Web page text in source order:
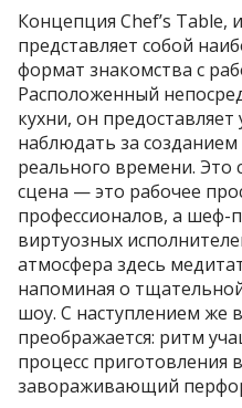
Концепция Chef’s Table,
представляет собой
формат знакомства с
Расположенный
кухни, он
наблюдать за
реального времени. Это
сцена — это рабочее
профессионалов, а шеф-
виртуозных
атмосфера здесь
напоминая о
шоу. С наступлением же
преображается: ритм
процесс приготовления
завораживающий